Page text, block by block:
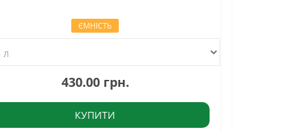
ЄМНІСТЬ
430.00 грн.
КУПИТИ